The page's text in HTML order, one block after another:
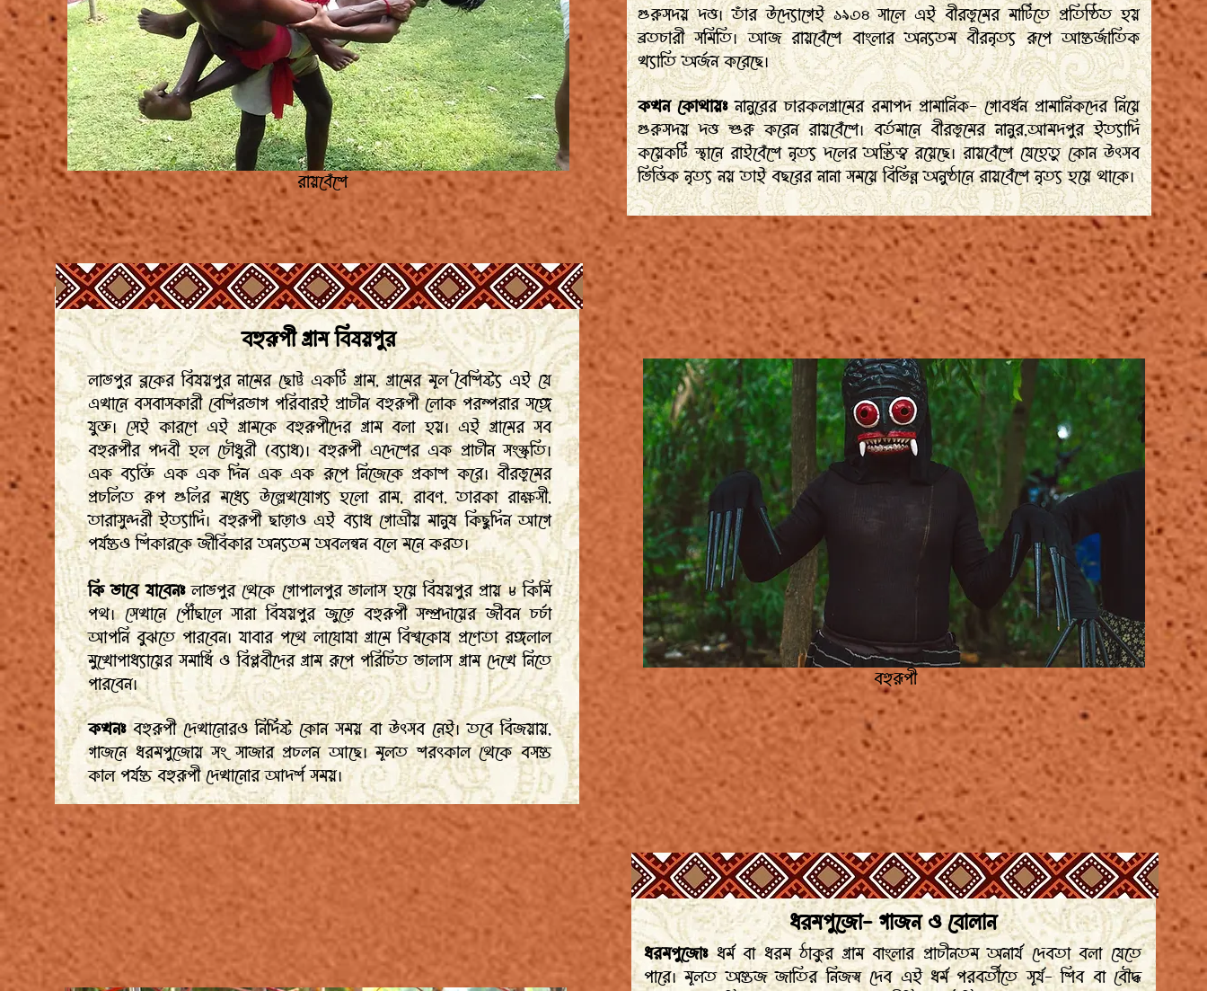
রায়বেঁশে
গুরুসদয় দত্ত। তাঁর উদ্যোগেই ১৯৩৪ সালে এই বীরভূমের মাটিতে প্রতিষ্ঠিত হয়
ব্রতচারী সমিতি। আজ রায়বেঁশে বাংলার অন্যতম বীরনৃত্য রূপে আন্তর্জাতিক
খ্যাতি অর্জন করেছে।
কখন কোথায়ঃনানুরের চারকলগ্রামের রমাপদ প্রামানিক- গোবর্ধন প্রামানিকদের নিয়ে
গুরুসদয় দত্ত শুরু করেন রায়বেঁশে। বর্তমানে বীরভূমের নানুর,আমদপুর ইত্যাদি
কয়েকটি স্থানে রাইবেঁশে নৃত্য দলের অস্তিত্ব রয়েছে। রায়বেঁশে যেহেতু কোন উৎসব
ভিত্তিক নৃত্য নয় তাই বছরের নানা সময়ে বিভিন্ন অনুষ্ঠানে রায়বেঁশে নৃত্য হয়ে থাকে।
বহুরূপী গ্রাম বিষয়পুর
লাভপুর ব্লকের বিষয়পুর নামের ছোট্ট একটি গ্রাম, গ্রামের মূল বৈশিষ্ট্য এই যে
এখানে বসবাসকারী বেশিরভাগ পরিবারই প্রাচীন বহুরূপী লোক পরম্পরার সঙ্গে
যুক্ত। সেই কারণে এই গ্রামকে বহুরূপীদের গ্রাম বলা হয়। এই গ্রামের সব
বহুরূপীর পদবী হল চৌধুরী (ব্যাধ)। বহুরূপী এদেশের এক প্রাচীন সংস্কৃতি।
এক ব্যক্তি এক এক দিন এক এক রূপে নিজেকে প্রকাশ করে। বীরভূমের
প্রচলিত রুপ গুলির মধ্যে উল্লেখযোগ্য হলো রাম, রাবণ, তারকা রাক্ষসী,
তারাসুন্দরী ইত্যাদি। বহুরূপী ছাড়াও এই ব্যাধ গোত্রীয় মানুষ কিছুদিন আগে
পর্যন্তও শিকারকে জীবিকার অন্যতম অবলম্বন বলে মনে করত।
কি ভাবে যাবেনঃলাভপুর থেকে গোপালপুর ভালাস হয়ে বিষয়পুর প্রায় ৮ কিমি
পথ। সেখানে পৌঁছালে সারা বিষয়পুর জুড়ে বহুরূপী সম্প্রদায়ের জীবন চর্চা
আপনি বুঝতে পারবেন। যাবার পথে লাঘোষা গ্রামে বিশ্বকোষ প্রণেতা রঙ্গলাল
মুখোপাধ্যায়ের সমাধি ও বিপ্লবীদের গ্রাম রূপে পরিচিত ভালাস গ্রাম দেখে নিতে
পারবেন।
কখনঃবহুরূপী দেখানোরও নির্দিষ্ট কোন সময় বা উৎসব নেই। তবে বিজয়ায়,
গাজনে ধরমপুজোয় সং সাজার প্রচলন আছে। মূলত শরৎকাল থেকে বসন্ত
কাল পর্যন্ত বহুরূপী দেখানোর আদর্শ সময়।
বহুরূপী
ধরমপুজোঃধর্ম বা ধরম ঠাকুর গ্রাম বাংলার প্রাচীনতম অনার্য দেবতা বলা যেতে
পারে। মূলত অন্তজ জাতির নিজস্ব দেব এই ধর্ম পরবর্তীতে সূর্য- শিব বা বৌদ্ধ
ধরমপুজো- গাজন ও বোলান